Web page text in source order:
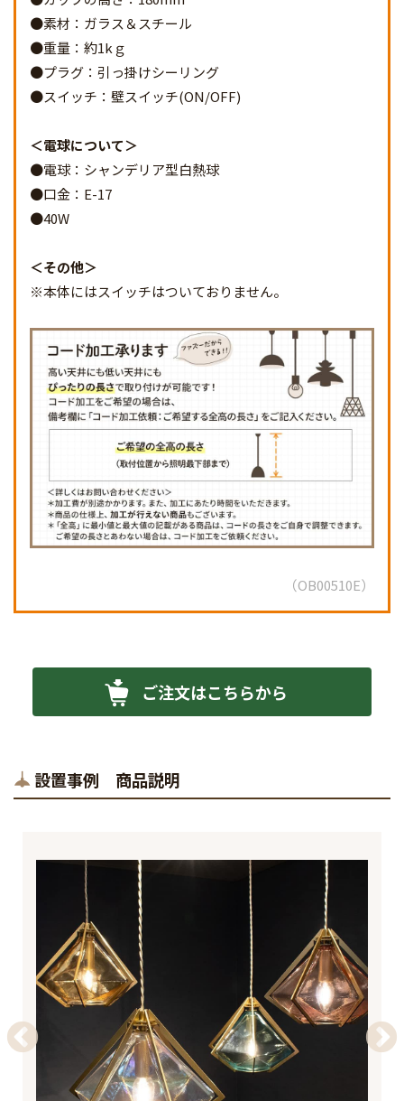
●素材：ガラス＆スチール
●重量：約1kｇ
●プラグ：引っ掛けシーリング
●スイッチ：壁スイッチ(ON/OFF)
電球について
●電球：シャンデリア型白熱球
●口金：E-17
●40W
その他
※本体にはスイッチはついておりません。
OB00510E
ご注文はこちらから
設置事例 商品説明